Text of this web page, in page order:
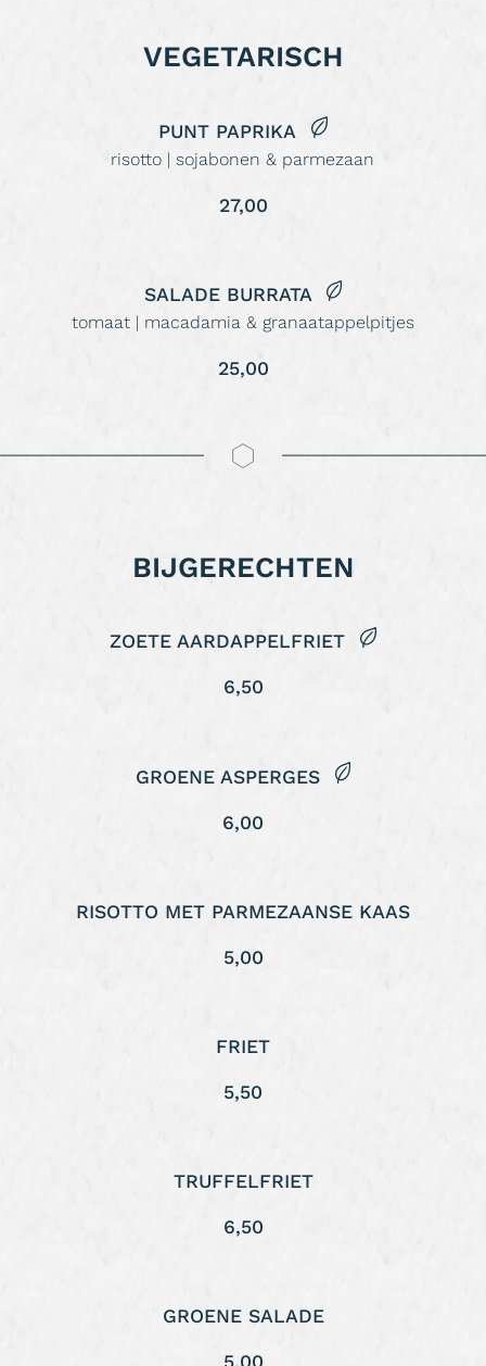
VEGETARISCH
PUNT PAPRIKA
risotto | sojabonen & parmezaan
27,00
SALADE BURRATA
tomaat | macadamia & granaatappelpitjes
25,00
BIJGERECHTEN
ZOETE AARDAPPELFRIET
6,50
GROENE ASPERGES
6,00
RISOTTO MET PARMEZAANSE KAAS
5,00
FRIET
5,50
TRUFFELFRIET
6,50
GROENE SALADE
5,00